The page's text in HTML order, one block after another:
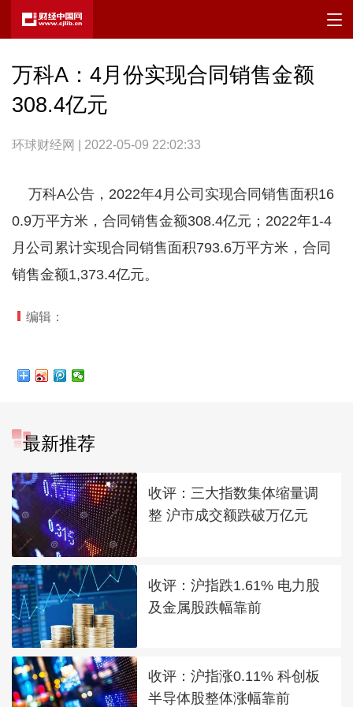
万科A：4月份实现合同销售金额
308.4亿元
环球财经网 | 2022-05-09 22:02:33
万科A公告，2022年4月公司实现合同销售面积16
0.9万平方米，合同销售金额308.4亿元；2022年1-4
月公司累计实现合同销售面积793.6万平方米，合同
销售金额1,373.4亿元。
编辑：
最新推荐
收评：三大指数集体缩量调
整 沪市成交额跌破万亿元
收评：沪指跌1.61% 电力股
及金属股跌幅靠前
收评：沪指涨0.11% 科创板
半导体股整体涨幅靠前